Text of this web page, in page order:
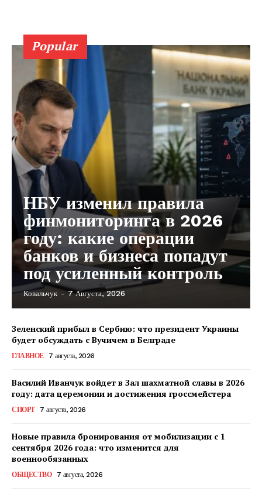
Popular
НБУ изменил правила
финмониторинга в 2026
году: какие операции
банков и бизнеса попадут
под усиленный контроль
Ковальчук - 7 Августа, 2026
Зеленский прибыл в Сербию: что президент Украины
будет обсуждать с Вучичем в Белграде
ГЛАВНОЕ 7 августа, 2026
Василий Иванчук войдет в Зал шахматной славы в 2026
году: дата церемонии и достижения гроссмейстера
СПОРТ 7 августа, 2026
Новые правила бронирования от мобилизации с 1
сентября 2026 года: что изменится для
военнообязанных
ОБЩЕСТВО 7 августа, 2026